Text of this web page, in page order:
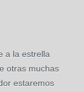
a la estrella
otras muchas
estaremos